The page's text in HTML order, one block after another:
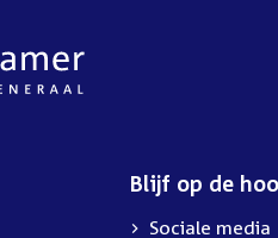
Blijf op de
Sociale media